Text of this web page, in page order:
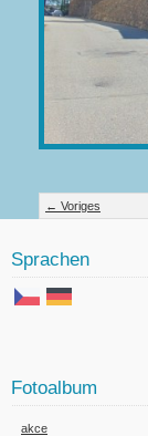
← Voriges
Sprachen
Fotoalbum
akce